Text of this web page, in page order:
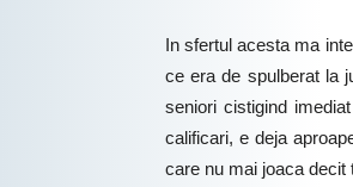
In sfertul acesta ma
ce era de spulberat la
seniori cistigind
calificari, e deja
care nu mai joaca